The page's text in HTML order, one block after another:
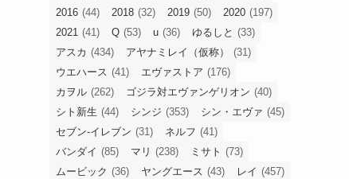
2016 (44) 2018 (32) 2019 (50) 2020 (197)
2021 (41) Q (53) u (36) ゆるしと (33)
アスカ (434) アヤナミレイ（仮称）
(31)
ウエハース (41) エヴァストア (176)
カヲル (262) ゴジラ対エヴァンゲリオン (40)
シト新生 (44) シンジ (353) シン・エヴァ (45)
セブン-イレブン (31) ネルフ (41)
バンダイ (85) マリ (238) ミサト (73)
ムービック (36) ヤングエース (43) レイ (457)